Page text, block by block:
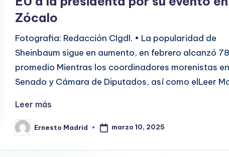
Zócalo
Fotografia: Redacción CIgdl. • La popularidad de
Sheinbaum sigue en aumento, en febrero alcanzó
promedio Mientras los coordinadores morenistas
Senado y Cámara de Diputados, así como elLeer
Leer más
Publicado
por
Ernesto Madrid marzo 10, 2025